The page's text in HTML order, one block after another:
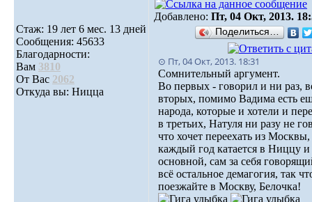
Стаж: 19 лет 6 мес. 13 дней
Сообщения: 45633
Благодарности:
Вам 3810
От Вас 2062
Откуда вы: Ницца
Добавлено: Пт, 04 Окт, 2013.
Поделиться…
⊙ Пт, 04 Окт, 2013. 18:31
Сомнительный аргумент.
Во первых - говорил и ни раз,
вторых, помимо Вадима есть
народа, которые и хотели и
в третьих, Натуля ни разу не
что хочет переехать из Москвы,
каждый год катается в Ниццу и
основной, сам за себя
всё остальное демагогия, так
поезжайте в Москву, Белочка!